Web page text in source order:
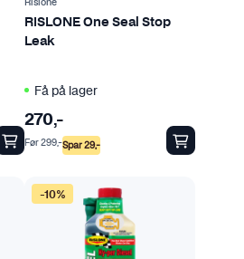
Rislone
RISLONE One Seal Stop
Leak
Få på lager
270,-
Spar29,-
Før299,-
-10%